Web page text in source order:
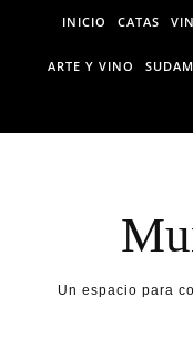
Skip to content
INICIO CATAS
ARTE Y VINO
Un espacio para